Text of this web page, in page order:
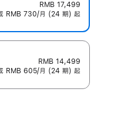
RMB 17,499
RMB 730/月 (24 期) 起
RMB 14,499
RMB 605/月 (24 期) 起